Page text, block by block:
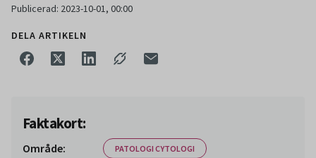
Publicerad: 2023-10-01, 00:00
DELA ARTIKELN
Faktakort:
Område: PATOLOGI CYTOLOGI